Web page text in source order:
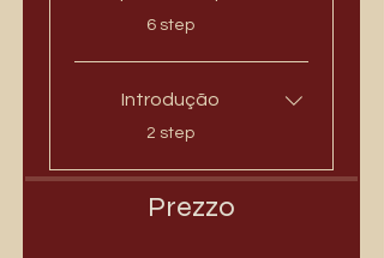
.
6 step
Introdução
.
2 step
Prezzo